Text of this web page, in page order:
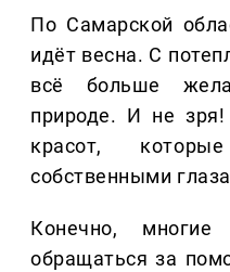
По Самарской
идёт весна. С
всё больше
природе. И не
красот,
собственными
Конечно,
обращаться за